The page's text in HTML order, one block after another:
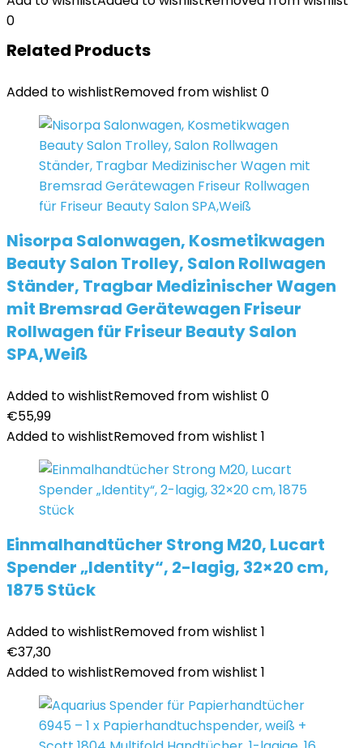
0
Related Products
Added to wishlistRemoved from wishlist 0
Nisorpa Salonwagen, Kosmetikwagen
Beauty Salon Trolley, Salon Rollwagen
Ständer, Tragbar Medizinischer Wagen
mit Bremsrad Gerätewagen Friseur
Rollwagen für Friseur Beauty Salon
SPA,Weiß
Added to wishlistRemoved from wishlist 0
€55,99
Added to wishlistRemoved from wishlist 1
Einmalhandtücher Strong M20, Lucart
Spender „Identity“, 2-lagig, 32×20 cm,
1875 Stück
Added to wishlistRemoved from wishlist 1
€37,30
Added to wishlistRemoved from wishlist 1